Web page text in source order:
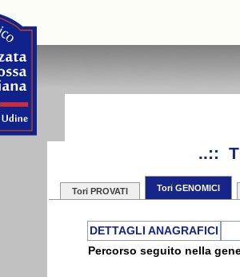
..::
Tori PROVATI Tori GENOMICI
DETTAGLI ANAGRAFICI
Percorso seguito nella